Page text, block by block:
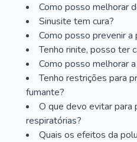
Como posso melhorar
Sinusite tem cura?
Como posso prevenir a
Tenho rinite, posso ter
Como posso melhorar
Tenho restrições para
fumante?
O que devo evitar para
respiratórias?
Quais os efeitos da